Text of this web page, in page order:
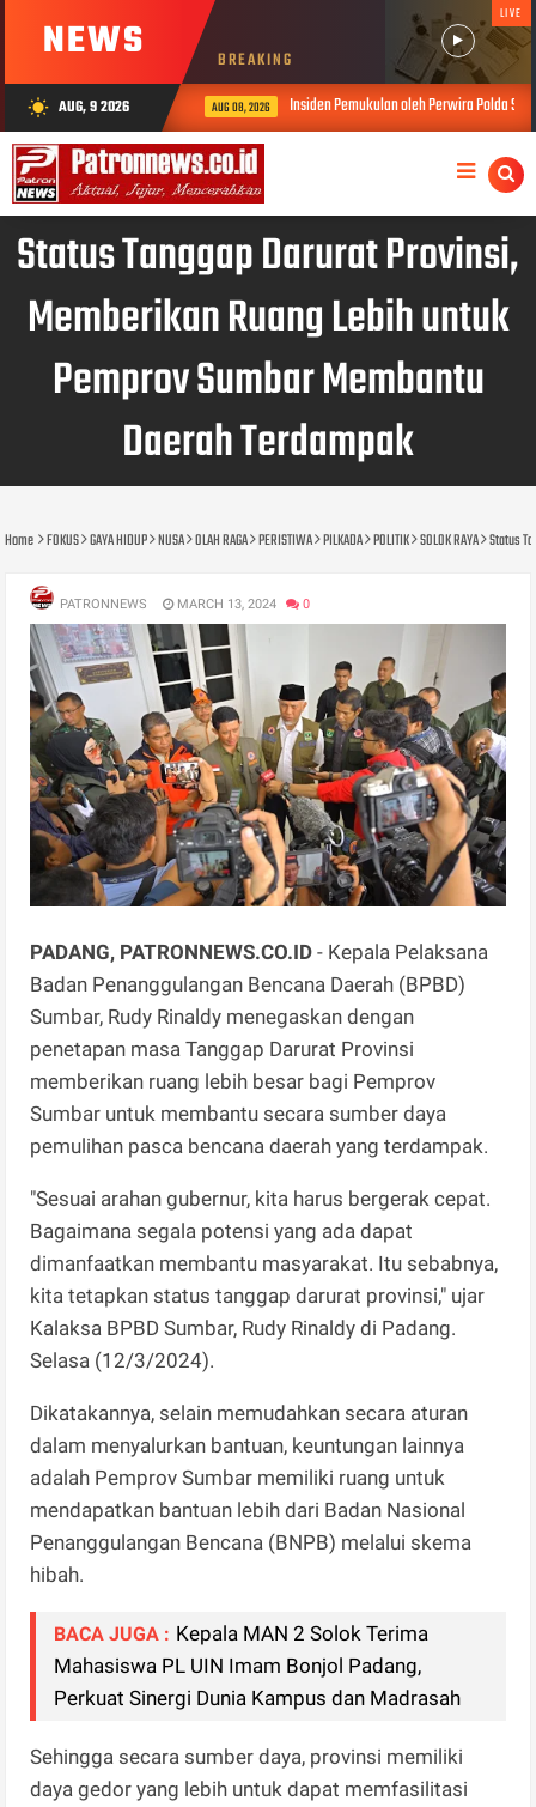
NEWS BREAKING
LIVE
wb_sunny AUG, 9 2026 AUG 08, 2026 Insiden Pemukulan oleh Perwira Polda Sumbar,
Status Tanggap Darurat Provinsi,
Memberikan Ruang Lebih untuk
Pemprov Sumbar Membantu
Daerah Terdampak
Home FOKUS GAYA HIDUP NUSA OLAH RAGA PERISTIWA PILKADA POLITIK SOLOK RAYA Status
PATRONNEWS MARCH 13, 2024 0
PADANG, PATRONNEWS.CO.ID - Kepala Pelaksana
Badan Penanggulangan Bencana Daerah (BPBD)
Sumbar, Rudy Rinaldy menegaskan dengan
penetapan masa Tanggap Darurat Provinsi
memberikan ruang lebih besar bagi Pemprov
Sumbar untuk membantu secara sumber daya
pemulihan pasca bencana daerah yang terdampak.
"Sesuai arahan gubernur, kita harus bergerak cepat.
Bagaimana segala potensi yang ada dapat
dimanfaatkan membantu masyarakat. Itu sebabnya,
kita tetapkan status tanggap darurat provinsi," ujar
Kalaksa BPBD Sumbar, Rudy Rinaldy di Padang.
Selasa (12/3/2024).
Dikatakannya, selain memudahkan secara aturan
dalam menyalurkan bantuan, keuntungan lainnya
adalah Pemprov Sumbar memiliki ruang untuk
mendapatkan bantuan lebih dari Badan Nasional
Penanggulangan Bencana (BNPB) melalui skema
hibah.
BACA JUGA : Kepala MAN 2 Solok Terima
Mahasiswa PL UIN Imam Bonjol Padang,
Perkuat Sinergi Dunia Kampus dan Madrasah
Sehingga secara sumber daya, provinsi memiliki
daya gedor yang lebih untuk dapat memfasilitasi